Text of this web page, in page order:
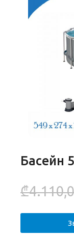
Басейн
₾